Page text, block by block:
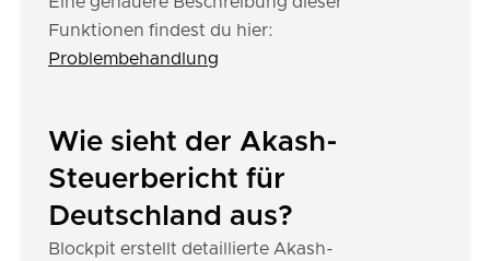
Funktionen findest du hier:
Problembehandlung
Wie sieht der Akash-
Steuerbericht für
Deutschland aus?
Blockpit erstellt detaillierte Akash-